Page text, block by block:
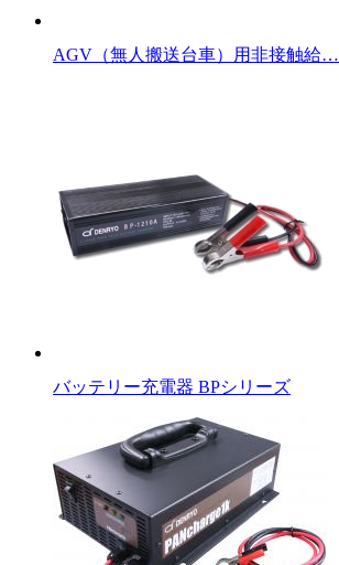
AGV（無人搬送台車）用非接触給…
バッテリー充電器 BPシリーズ